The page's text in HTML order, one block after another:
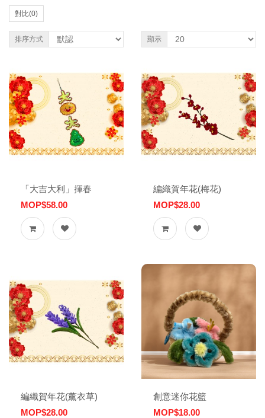
對比(0)
排序方式 顯示
「大吉大利」揮春
MOP$58.00
編織賀年花(梅花)
MOP$28.00
編織賀年花(薰衣草)
MOP$28.00
創意迷你花籃
MOP$18.00